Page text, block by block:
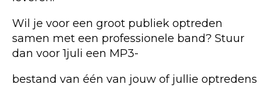
Wil je voor een groot publiek optreden
samen met een professionele band? Stuur
dan voor 1juli een MP3-
bestand van één van jouw of jullie optredens